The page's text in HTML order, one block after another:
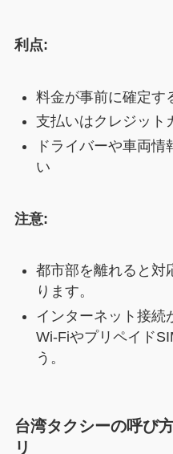
利点:
料金が事前に確定す
支払いはクレジット
ドライバーや車両
い
注意:
都市部を離れると対
ります。
インターネット接続
Wi-Fiやプリペイド
う。
台湾タクシーの呼び
リ